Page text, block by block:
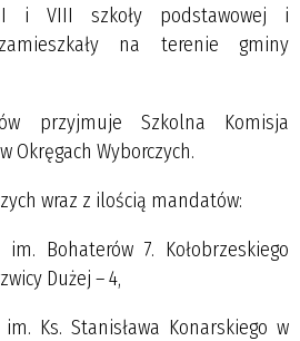
i VIII szkoły podstawowej i
na terenie gminy
przyjmuje Szkolna Komisja
Okręgach Wyborczych.
wraz z ilością mandatów:
im. Bohaterów 7. Kołobrzeskiego
Dużej – 4,
Ks. Stanisława Konarskiego w